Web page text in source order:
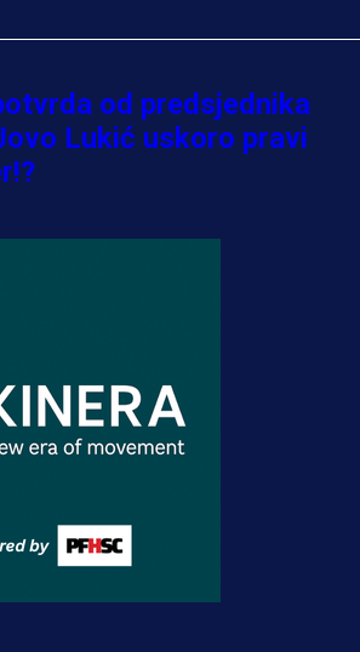
od predsjednika
Lukić uskoro pravi
dan
BiH
novca, pretresaju
FK Borac!